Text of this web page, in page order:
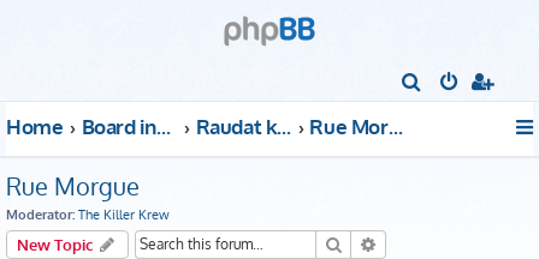
Home Board index Raudat kattoon! Rue Morgue
Rue Morgue
Moderator: The Killer Krew
New Topic Search